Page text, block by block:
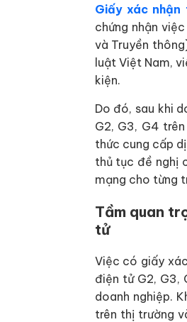
Giấy xác
chứng nhận
và Truyền
luật Việt Nam,
kiện.
Do đó, sau khi
G2, G3, G4
thức cung cấp
thủ tục đề nghị
mạng cho từng
Tầm quan
tử
Việc có giấy
điện tử G2, G3,
doanh nghiệp.
trên thị trường